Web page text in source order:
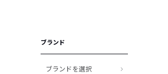
ブランド
ブランドを選択